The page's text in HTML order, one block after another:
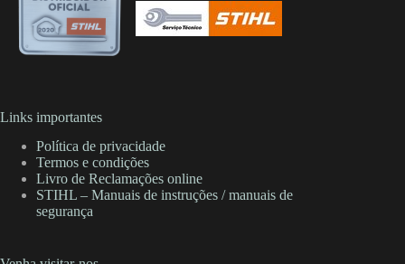
Links importantes
Política de privacidade
Termos e condições
Livro de Reclamações online
STIHL – Manuais de instruções / manuais de
segurança